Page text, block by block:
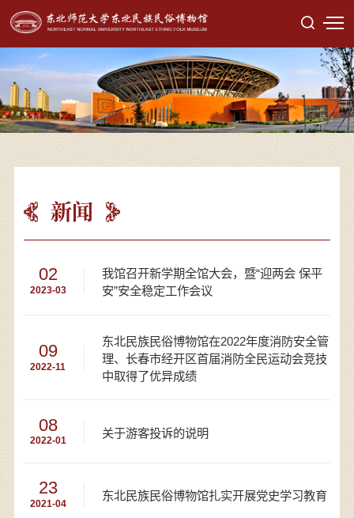
新闻
02
2023-03
我馆召开新学期全馆大会，暨“迎两会 保平
安”安全稳定工作会议
09
2022-11
东北民族民俗博物馆在2022年度消防安全管
理、长春市经开区首届消防全民运动会竞技
中取得了优异成绩
08
2022-01
关于游客投诉的说明
23
2021-04
东北民族民俗博物馆扎实开展党史学习教育